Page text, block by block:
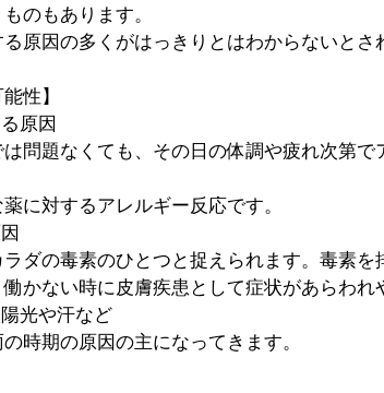
のもあります。
原因の多くがはっきりとはわからないとさ
性】
原因
問題なくても、その日の体調や疲れ次第で
に対するアレルギー反応です。
ダの毒素のひとつと捉えられます。毒素
かない時に皮膚疾患として症状があらわれ
光や汗など
時期の原因の主になってきます。